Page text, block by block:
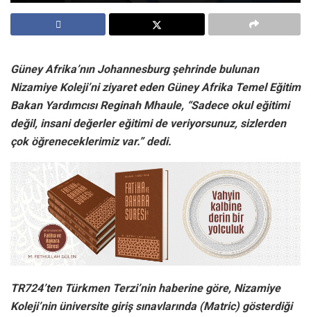
Güney Afrika’nın Johannesburg şehrinde bulunan
Nizamiye Koleji’ni ziyaret eden Güney Afrika Temel Eğitim
Bakan Yardımcısı Reginah Mhaule, “Sadece okul eğitimi
değil, insani değerler eğitimi de veriyorsunuz, sizlerden
çok öğreneceklerimiz var.” dedi.
TR724’ten Türkmen Terzi’nin haberine göre, Nizamiye
Koleji’nin üniversite giriş sınavlarında (Matric) gösterdiği